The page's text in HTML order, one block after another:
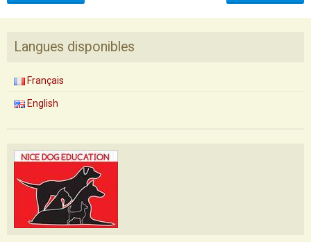
Langues disponibles
Français
English